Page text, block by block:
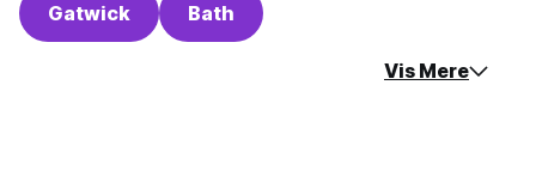
Gatwick Bath
Vis Mere